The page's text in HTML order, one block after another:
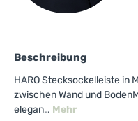
Beschreibung
HARO Stecksockelleiste in
zwischen Wand und
elegan… Mehr